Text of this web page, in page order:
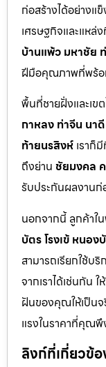
ก่อสร้างได้อย่างแ
เศรษฐกิจและแห
บ้านแพ้ว มหาชัย
ฝีมือคุณภาพที่พร้อ
พื้นที่ชายฝั่งและเข
กาหลง ท่าจีน นาดี
ท้ายนรสิงห์ เราก็
ถึงย่าน ชัยมงคล
รับประกันผลงานก่
นอกจากนี้ ลูกค้าใ
บัตรโรงเข้ หนอง
สามารถเรียกใช้บ
จากเราได้เช่นกัน
ฝันของคุณให้เป็น
แรงในราคาที่คุณพึ
ลิงก์ที่เกี่ยวข้